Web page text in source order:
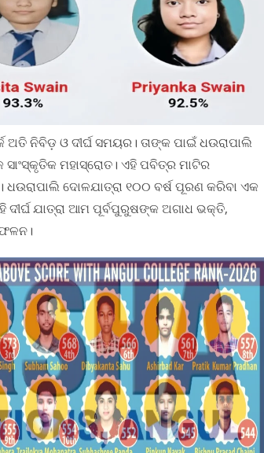
ନିବିଡ଼ ଓ ଦୀର୍ଘ ସମୟର। ତାଙ୍କ ପାଇଁ ଧଉରାପାଲି
ମହାସ୍ରୋତ। ଏହି ପବିତ୍ର ମାଟିର
ଦୋଳଯାତ୍ରା ୧୦୦ ବର୍ଷ ପୂରଣ କରିବା ଏକ
ଦୀର୍ଘ ଯାତ୍ରା ଆମ ପୂର୍ବପୁରୁଷଙ୍କ ଅଗାଧ ଭକ୍ତି,